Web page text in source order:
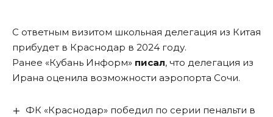
С ответным визитом школьная делегация из Китая
прибудет в Краснодар в 2024 году.
Ранее «Кубань Информ» писал, что делегация из
Ирана оценила возможности аэропорта Сочи.
ФК «Краснодар» победил по серии пенальти в